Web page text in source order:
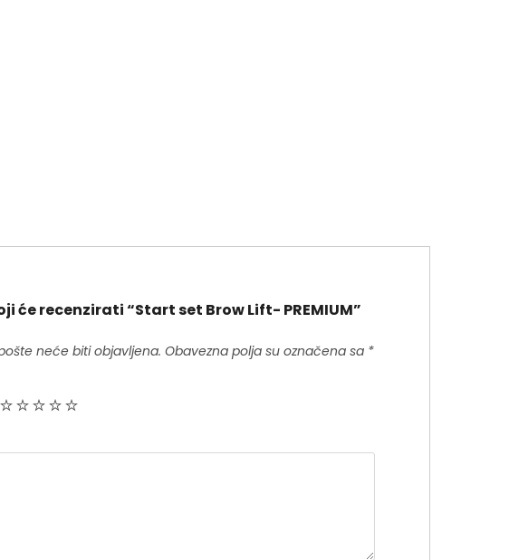
će recenzirati “Start set Brow Lift- PREMIUM”
neće biti objavljena. Obavezna polja su označena sa *